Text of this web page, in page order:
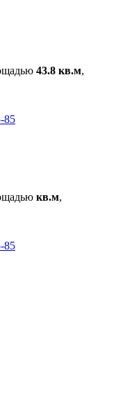
43.8 кв.м,
85
кв.м,
85